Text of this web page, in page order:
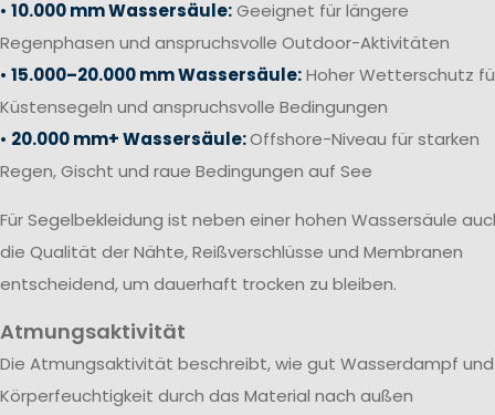
• 10.000 mm Wassersäule:Geeignet für längere
Regenphasen und anspruchsvolle Outdoor-Aktivitäten
• 15.000–20.000 mm Wassersäule:Hoher Wetterschutz
Küstensegeln und anspruchsvolle Bedingungen
• 20.000 mm+ Wassersäule:Offshore-Niveau für starken
Regen, Gischt und raue Bedingungen auf See
Für Segelbekleidung ist neben einer hohen Wassersäule
die Qualität der Nähte, Reißverschlüsse und Membranen
entscheidend, um dauerhaft trocken zu bleiben.
Atmungsaktivität
Die Atmungsaktivität beschreibt, wie gut Wasserdampf und
Körperfeuchtigkeit durch das Material nach außen